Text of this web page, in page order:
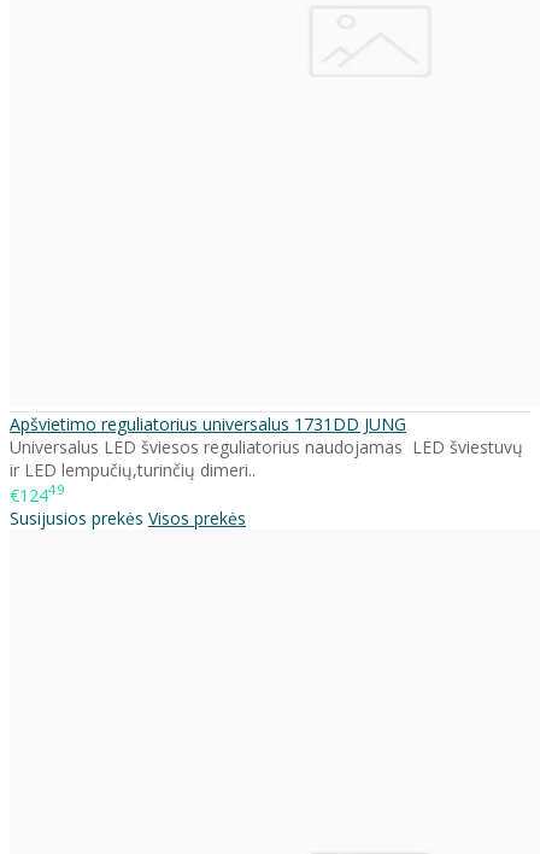
Apšvietimo reguliatorius universalus 1731DD JUNG
Universalus LED šviesos reguliatorius naudojamas LED šviestuvų
ir LED lempučių,turinčių dimeri..
€12449
Susijusios prekės Visos prekės